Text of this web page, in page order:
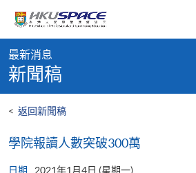
content
content
start
最新消息
新聞稿
< 返回新聞稿
學院報讀人數突破300萬
日期
2021年1月4日 (星期一)